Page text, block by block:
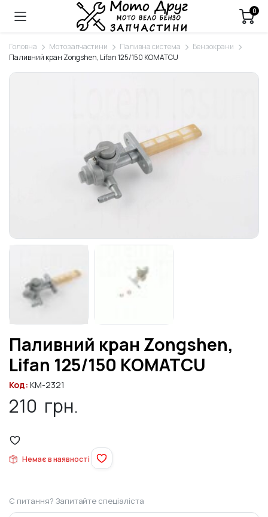
0
Головна Мотозапчастини Паливна система
Бензокрани
Паливний кран Zongshen, Lifan 125/150 KOMATCU
Паливний кран Zongshen,
Lifan 125/150 KOMATCU
Код: KM-2321
210 грн.
Немає в наявності
Є питання? Запитайте спеціаліста